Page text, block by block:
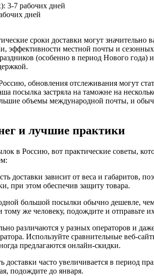
3-7 рабочих дней
дней
сроки доставки могут значительно
эффективности местной почты и
(особенно в период Нового года)
обновления отслеживания могут
посылка застряла на таможне на
объемы международной почты, и
и лучшие практики
в Россию, вот практические советы,
доставки зависит от веса и габаритов,
при этом обеспечив защиту товара.
большой посылки обычно дешевле,
же человеку, подождите и отправьте
различаются у разных операторов и
Используйте сравнительные веб-
предлагаются онлайн-скидки.
доставки часто увеличивается в период
подождите до января.